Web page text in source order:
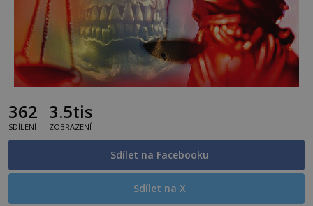
362
SDÍLENÍ
3.5tis
ZOBRAZENÍ
Sdílet na Facebooku
Sdílet na X